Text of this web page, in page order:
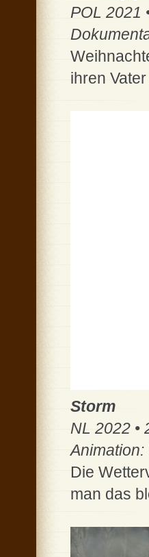
POL 2021
ihren
Storm
NL 2022 •
Animation:
Die
man das